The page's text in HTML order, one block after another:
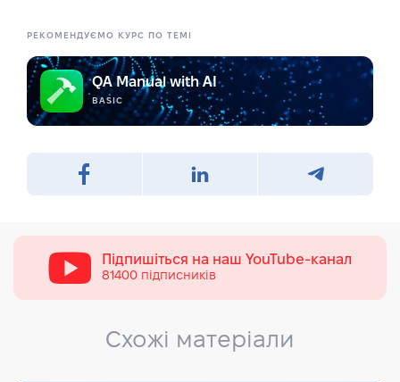
РЕКОМЕНДУЄМО КУРС ПО ТЕМІ
QA Manual with AI
BASIC
Підпишіться на наш YouTube-канал
81400 підписників
Схожі матеріали